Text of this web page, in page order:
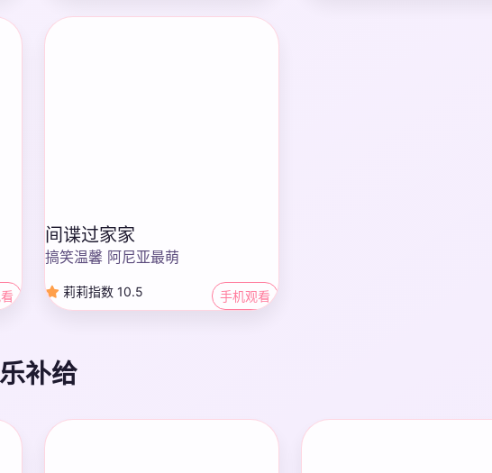
间谍过家家
搞笑温馨 阿尼亚最萌
莉莉指数 10.5 手机观看
补给